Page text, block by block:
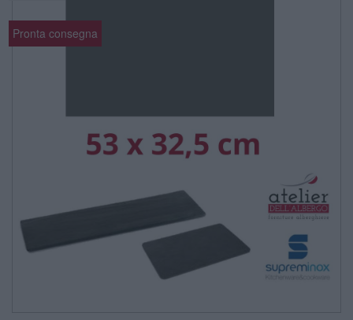
Pronta consegna